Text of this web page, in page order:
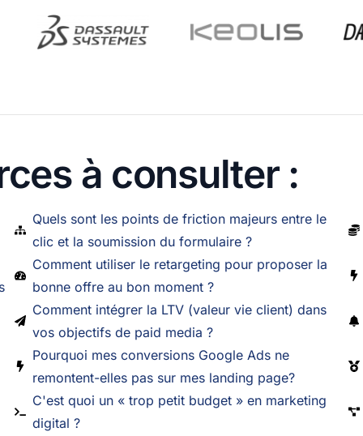
à consulter :
Quels sont les points de friction majeurs entre le
clic et la soumission du formulaire ?
Comment utiliser le retargeting pour proposer la
bonne offre au bon moment ?
Comment intégrer la LTV (valeur vie client) dans
vos objectifs de paid media ?
Pourquoi mes conversions Google Ads ne
remontent-elles pas sur mes landing page?
C'est quoi un « trop petit budget » en marketing
digital ?